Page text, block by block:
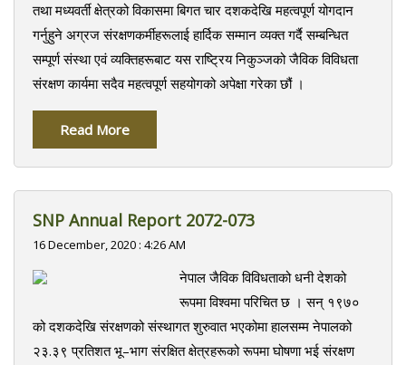
तथा मध्यवर्ती क्षेत्रको विकासमा बिगत चार दशकदेखि महत्वपूर्ण योगदान
गर्नुहुने अग्रज संरक्षणकर्मीहरूलाई हार्दिक सम्मान व्यक्त गर्दै सम्बन्धित
सम्पूर्ण संस्था एवं व्यक्तिहरूबाट यस राष्ट्रिय निकुञ्जको जैविक विविधता
संरक्षण कार्यमा सदैव महत्वपूर्ण सहयोगको अपेक्षा गरेका छौं ।
Read More
SNP Annual Report 2072-073
16 December, 2020 : 4:26 AM
नेपाल जैविक विविधताको धनी देशको
रूपमा विश्वमा परिचित छ । सन् १९७०
को दशकदेखि संरक्षणको संस्थागत शुरुवात भएकोमा हालसम्म नेपालको
२३.३९ प्रतिशत भू–भाग संरक्षित क्षेत्रहरूको रूपमा घोषणा भई संरक्षण